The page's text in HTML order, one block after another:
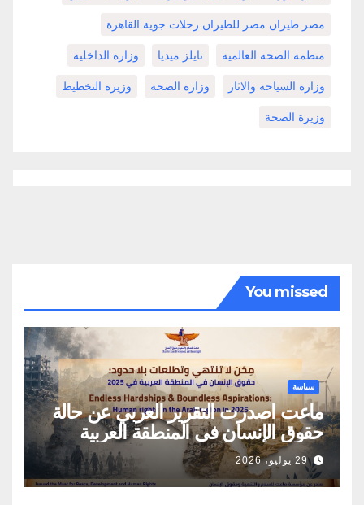
مصر طيران مصر للطيران رحلات جوية القاهرة
منظمة الصحة العالمية نايلز ميديا وزارة الداخلية
وزارة السياحة والاثار وزارة الصحة وزيرة التخطيط
وزيرة الصحة
You missed
سياسة
ماعت اصدرت التقرير العربي عن حالة
حقوق الإنسان في المنطقة العربية
29 يوليو، 2026